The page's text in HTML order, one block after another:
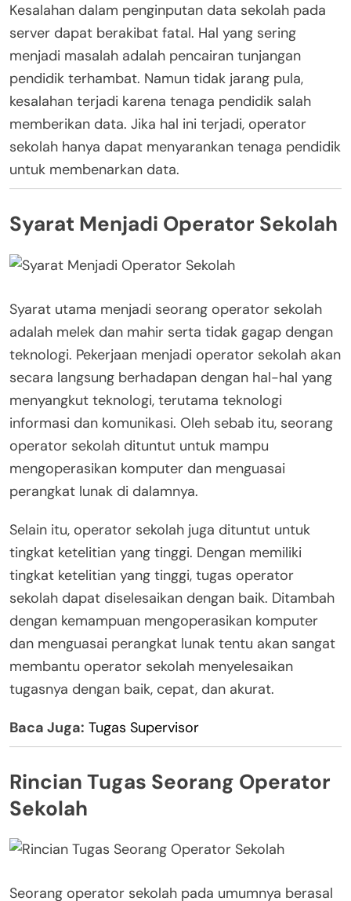
Kesalahan dalam penginputan data sekolah pada
server dapat berakibat fatal. Hal yang sering
menjadi masalah adalah pencairan tunjangan
pendidik terhambat. Namun tidak jarang pula,
kesalahan terjadi karena tenaga pendidik salah
memberikan data. Jika hal ini terjadi, operator
sekolah hanya dapat menyarankan tenaga pendidik
untuk membenarkan data.
Syarat Menjadi Operator Sekolah
Syarat utama menjadi seorang operator sekolah
adalah melek dan mahir serta tidak gagap dengan
teknologi. Pekerjaan menjadi operator sekolah akan
secara langsung berhadapan dengan hal-hal yang
menyangkut teknologi, terutama teknologi
informasi dan komunikasi. Oleh sebab itu, seorang
operator sekolah dituntut untuk mampu
mengoperasikan komputer dan menguasai
perangkat lunak di dalamnya.
Selain itu, operator sekolah juga dituntut untuk
tingkat ketelitian yang tinggi. Dengan memiliki
tingkat ketelitian yang tinggi, tugas operator
sekolah dapat diselesaikan dengan baik. Ditambah
dengan kemampuan mengoperasikan komputer
dan menguasai perangkat lunak tentu akan sangat
membantu operator sekolah menyelesaikan
tugasnya dengan baik, cepat, dan akurat.
Baca Juga: Tugas Supervisor
Rincian Tugas Seorang Operator
Sekolah
Seorang operator sekolah pada umumnya berasal